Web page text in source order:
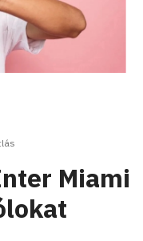
Miami